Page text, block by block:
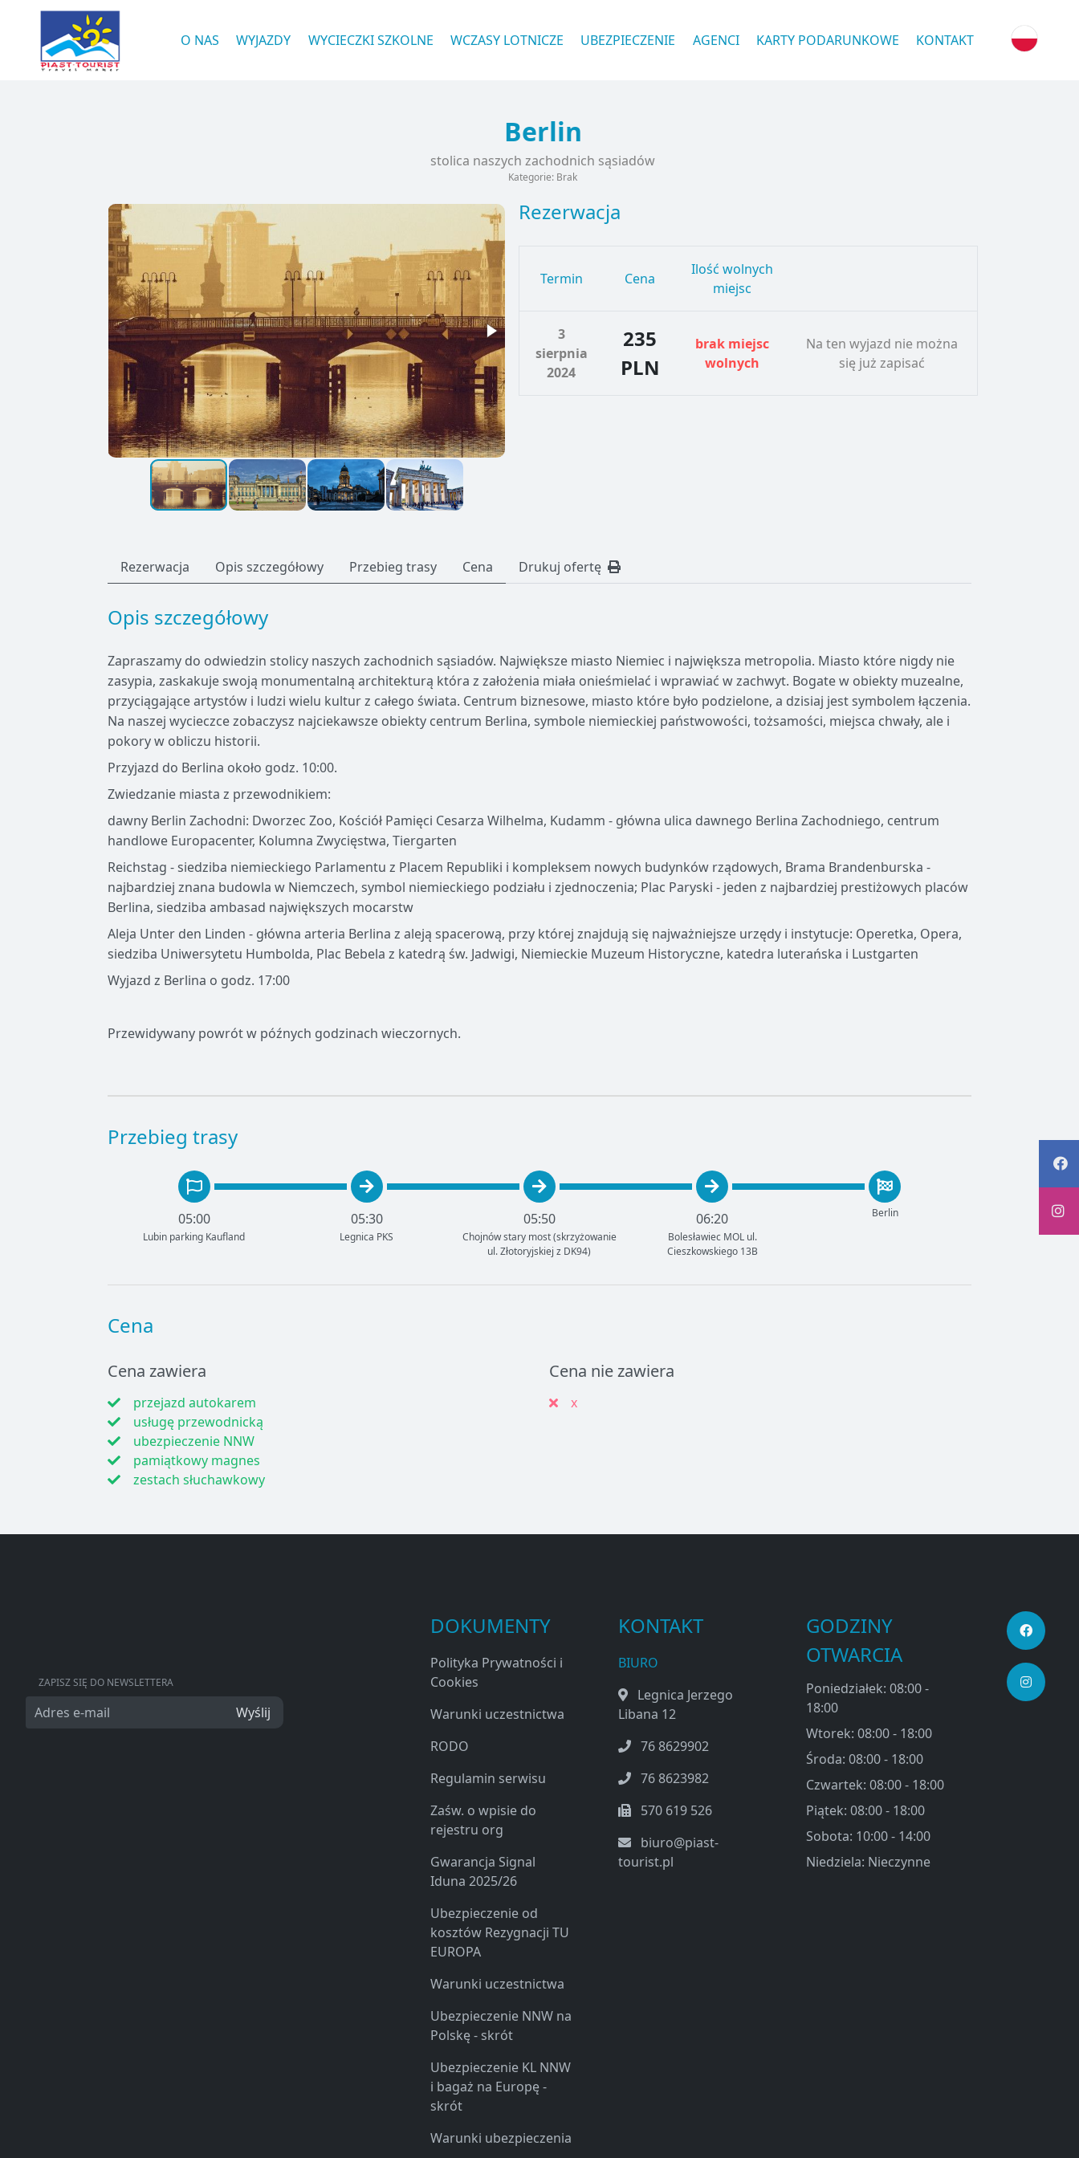
O NAS WYJAZDY WYCIECZKI SZKOLNE WCZASY LOTNICZE UBEZPIECZENIE AGENCI KARTY PODARUNKOWE KONTAKT
Berlin
stolica naszych zachodnich sąsiadów
Kategorie: Brak
Rezerwacja
Termin Cena
Ilość wolnych
miejsc
3
sierpnia
2024
235
PLN
brak miejsc
wolnych
Na ten wyjazd nie można
się już zapisać
Rezerwacja Opis szczegółowy Przebieg trasy Cena Drukuj ofertę
Opis szczegółowy
Zapraszamy do odwiedzin stolicy naszych zachodnich sąsiadów. Największe miasto Niemiec i największa metropolia. Miasto które nigdy nie
zasypia, zaskakuje swoją monumentalną architekturą która z założenia miała onieśmielać i wprawiać w zachwyt. Bogate w obiekty muzealne,
przyciągające artystów i ludzi wielu kultur z całego świata. Centrum biznesowe, miasto które było podzielone, a dzisiaj jest symbolem łączenia.
Na naszej wycieczce zobaczysz najciekawsze obiekty centrum Berlina, symbole niemieckiej państwowości, tożsamości, miejsca chwały, ale i
pokory w obliczu historii.
Przyjazd do Berlina około godz. 10:00.
Zwiedzanie miasta z przewodnikiem:
dawny Berlin Zachodni: Dworzec Zoo, Kościół Pamięci Cesarza Wilhelma, Kudamm - główna ulica dawnego Berlina Zachodniego, centrum
handlowe Europacenter, Kolumna Zwycięstwa, Tiergarten
Reichstag - siedziba niemieckiego Parlamentu z Placem Republiki i kompleksem nowych budynków rządowych, Brama Brandenburska -
najbardziej znana budowla w Niemczech, symbol niemieckiego podziału i zjednoczenia; Plac Paryski - jeden z najbardziej prestiżowych placów
Berlina, siedziba ambasad największych mocarstw
Aleja Unter den Linden - główna arteria Berlina z aleją spacerową, przy której znajdują się najważniejsze urzędy i instytucje: Operetka, Opera,
siedziba Uniwersytetu Humbolda, Plac Bebela z katedrą św. Jadwigi, Niemieckie Muzeum Historyczne, katedra luterańska i Lustgarten
Wyjazd z Berlina o godz. 17:00
Przewidywany powrót w późnych godzinach wieczornych.
Przebieg trasy
05:00
Lubin parking Kaufland
05:30
Legnica PKS
05:50
Chojnów stary most (skrzyżowanie
ul. Złotoryjskiej z DK94)
06:20
Bolesławiec MOL ul.
Cieszkowskiego 13B
Berlin
Cena
Cena zawiera
przejazd autokarem
usługę przewodnicką
ubezpieczenie NNW
pamiątkowy magnes
zestach słuchawkowy
Cena nie zawiera
x
ZAPISZ SIĘ DO NEWSLETTERA
Wyślij
DOKUMENTY
Polityka Prywatności i
Cookies
Warunki uczestnictwa
RODO
Regulamin serwisu
Zaśw. o wpisie do
rejestru org
Gwarancja Signal
Iduna 2025/26
Ubezpieczenie od
kosztów Rezygnacji TU
EUROPA
Warunki uczestnictwa
Ubezpieczenie NNW na
Polskę - skrót
Ubezpieczenie KL NNW
i bagaż na Europę -
skrót
Warunki ubezpieczenia
KONTAKT
BIURO
Legnica Jerzego
Libana 12
76 8629902
76 8623982
570 619 526
biuro@piast-
tourist.pl
GODZINY
OTWARCIA
Poniedziałek: 08:00 -
18:00
Wtorek: 08:00 - 18:00
Środa: 08:00 - 18:00
Czwartek: 08:00 - 18:00
Piątek: 08:00 - 18:00
Sobota: 10:00 - 14:00
Niedziela: Nieczynne